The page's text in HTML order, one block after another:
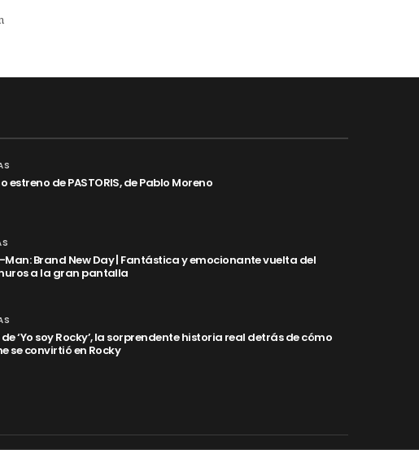
estreno de PASTORIS, de Pablo Moreno
Man: Brand New Day | Fantástica y emocionante vuelta del
a la gran pantalla
‘Yo soy Rocky’, la sorprendente historia real detrás de cómo
se convirtió en Rocky